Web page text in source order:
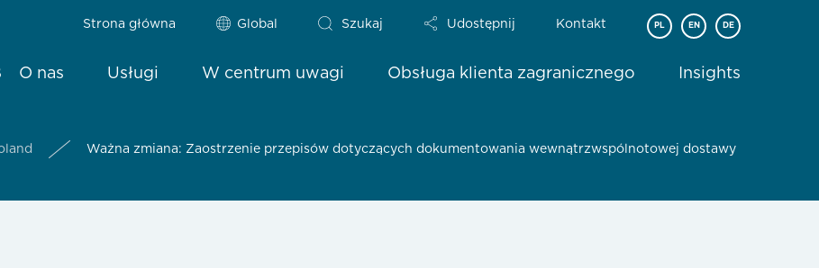
Strona główna Global Szukaj Udostępnij Kontakt PL EN DE
O nas Usługi W centrum uwagi Obsługa klienta zagranicznego Insights
Ważna zmiana: Zaostrzenie przepisów dotyczących dokumentowania wewnątrzwspólnotowej dostawy